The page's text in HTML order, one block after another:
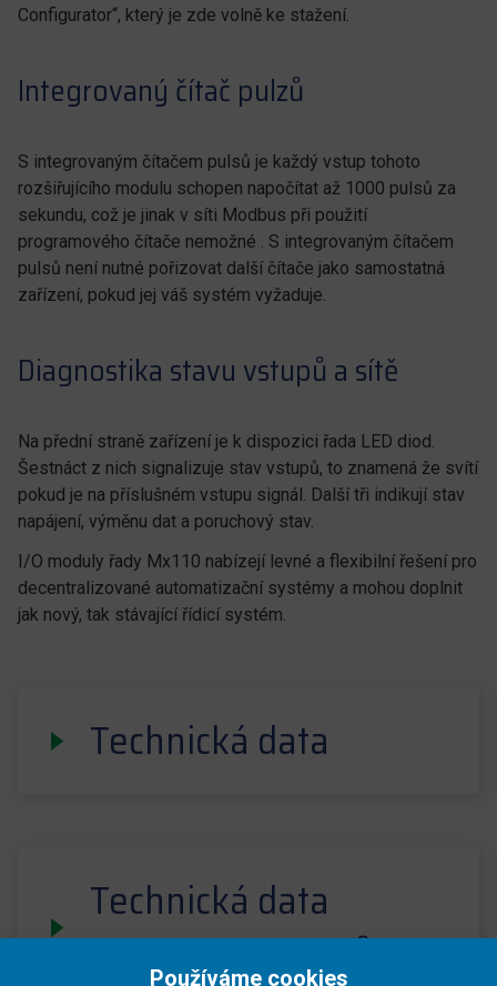
Používáme cookies
Configurator“, který je zde volně ke stažení.
Integrovaný čítač pulzů
S integrovaným čítačem pulsů je každý vstup tohoto
rozšiřujícího modulu schopen napočítat až 1000 pulsů za
sekundu, což je jinak v síti Modbus při použití
programového čítače nemožné . S integrovaným čítačem
pulsů není nutné pořizovat další čítače jako samostatná
zařízení, pokud jej váš systém vyžaduje.
Diagnostika stavu vstupů a sítě
Na přední straně zařízení je k dispozici řada LED diod.
Šestnáct z nich signalizuje stav vstupů, to znamená že svítí
pokud je na příslušném vstupu signál. Další tři indikují stav
napájení, výměnu dat a poruchový stav.
I/O moduly řady Mx110 nabízejí levné a flexibilní řešení pro
decentralizované automatizační systémy a mohou doplnit
jak nový, tak stávající řídicí systém.
Technická data
Technická data
digitálních vstupů